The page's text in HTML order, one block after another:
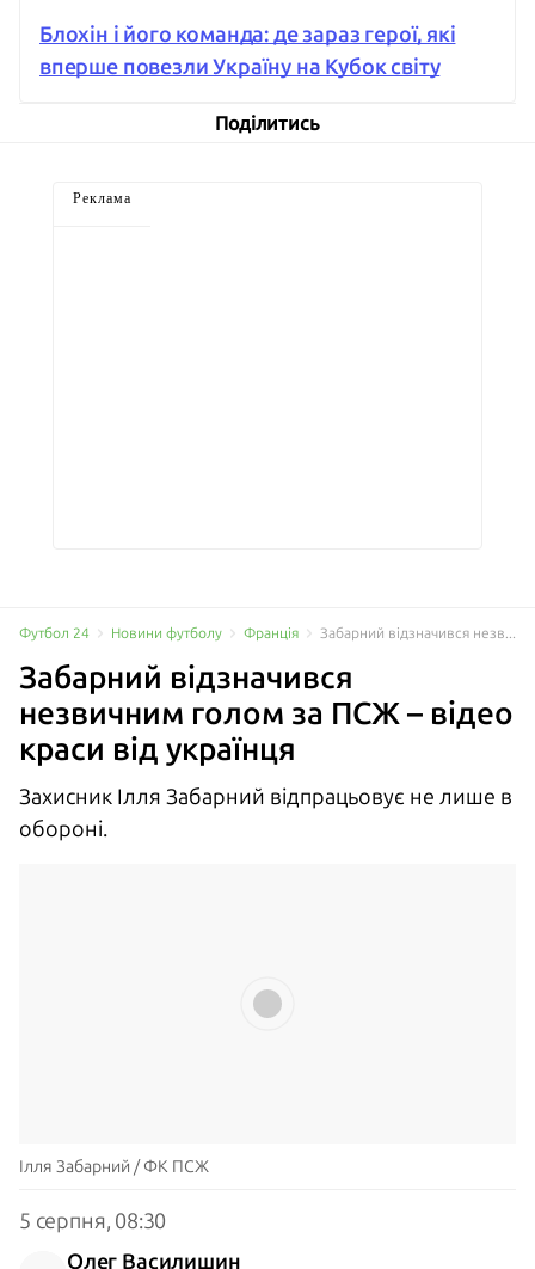
Блохін і його команда: де зараз герої, які
вперше повезли Україну на Кубок світу
Поділитись
Реклама